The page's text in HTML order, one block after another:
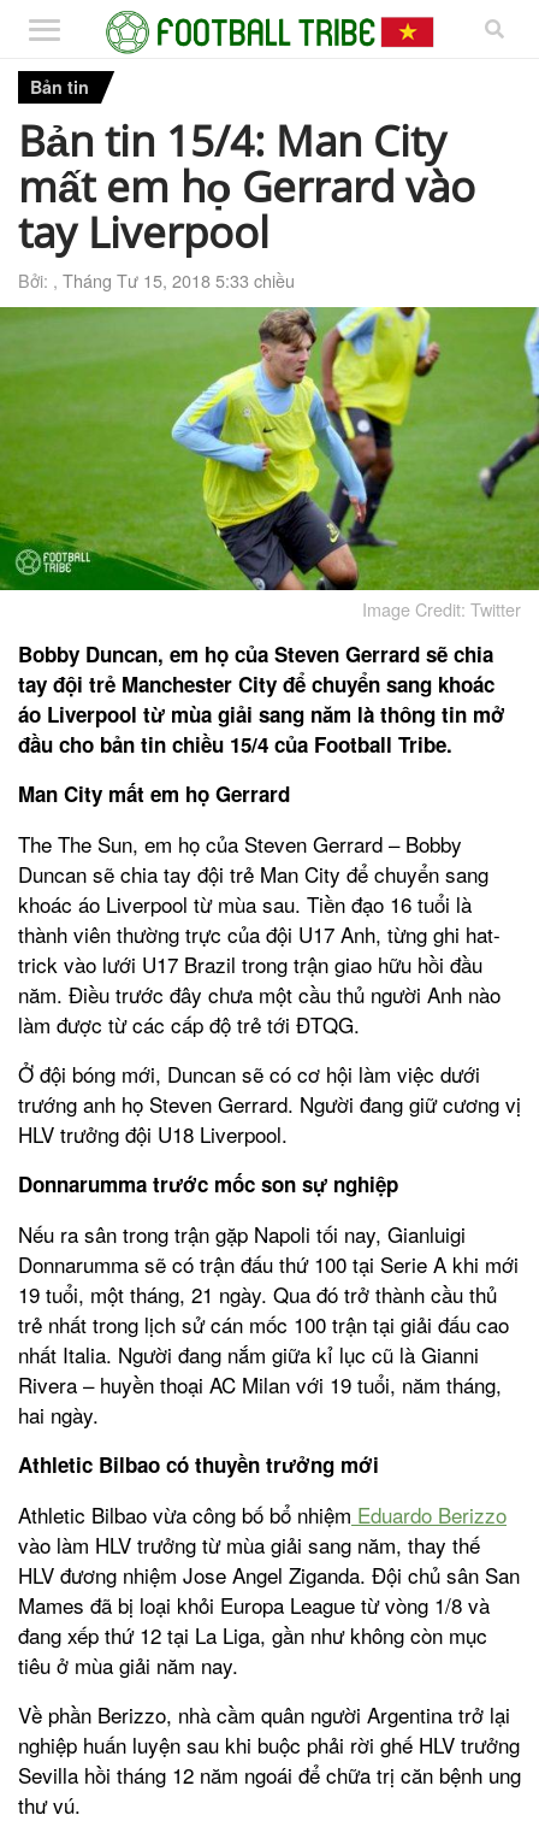
Bản tin
Bản tin 15/4: Man City
mất em họ Gerrard vào
tay Liverpool
Bởi: , Tháng Tư 15, 2018 5:33 chiều
Image Credit: Twitter
Bobby Duncan, em họ của Steven Gerrard sẽ chia
tay đội trẻ Manchester City để chuyển sang khoác
áo Liverpool từ mùa giải sang năm là thông tin mở
đầu cho bản tin chiều 15/4 của Football Tribe.
Man City mất em họ Gerrard
The The Sun, em họ của Steven Gerrard – Bobby
Duncan sẽ chia tay đội trẻ Man City để chuyển sang
khoác áo Liverpool từ mùa sau. Tiền đạo 16 tuổi là
thành viên thường trực của đội U17 Anh, từng ghi hat-
trick vào lưới U17 Brazil trong trận giao hữu hồi đầu
năm. Điều trước đây chưa một cầu thủ người Anh nào
làm được từ các cấp độ trẻ tới ĐTQG.
Ở đội bóng mới, Duncan sẽ có cơ hội làm việc dưới
trướng anh họ Steven Gerrard. Người đang giữ cương vị
HLV trưởng đội U18 Liverpool.
Donnarumma trước mốc son sự nghiệp
Nếu ra sân trong trận gặp Napoli tối nay, Gianluigi
Donnarumma sẽ có trận đấu thứ 100 tại Serie A khi mới
19 tuổi, một tháng, 21 ngày. Qua đó trở thành cầu thủ
trẻ nhất trong lịch sử cán mốc 100 trận tại giải đấu cao
nhất Italia. Người đang nắm giữa kỉ lục cũ là Gianni
Rivera – huyền thoại AC Milan với 19 tuổi, năm tháng,
hai ngày.
Athletic Bilbao có thuyền trưởng mới
Athletic Bilbao vừa công bố bổ nhiệm Eduardo Berizzo
vào làm HLV trưởng từ mùa giải sang năm, thay thế
HLV đương nhiệm Jose Angel Ziganda. Đội chủ sân San
Mames đã bị loại khỏi Europa League từ vòng 1/8 và
đang xếp thứ 12 tại La Liga, gần như không còn mục
tiêu ở mùa giải năm nay.
Về phần Berizzo, nhà cầm quân người Argentina trở lại
nghiệp huấn luyện sau khi buộc phải rời ghế HLV trưởng
Sevilla hồi tháng 12 năm ngoái để chữa trị căn bệnh ung
thư vú.